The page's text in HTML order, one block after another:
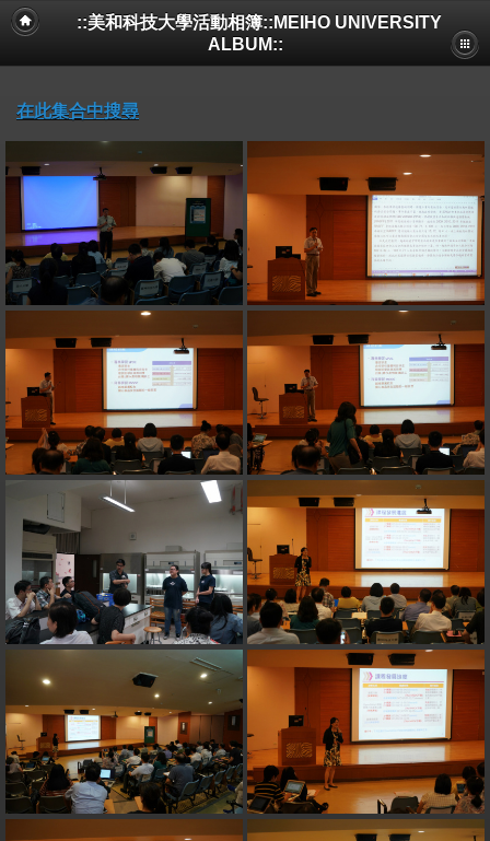
::美和科技大學活動相簿::MEIHO UNIVERSITY
ALBUM::
在此集合中搜尋